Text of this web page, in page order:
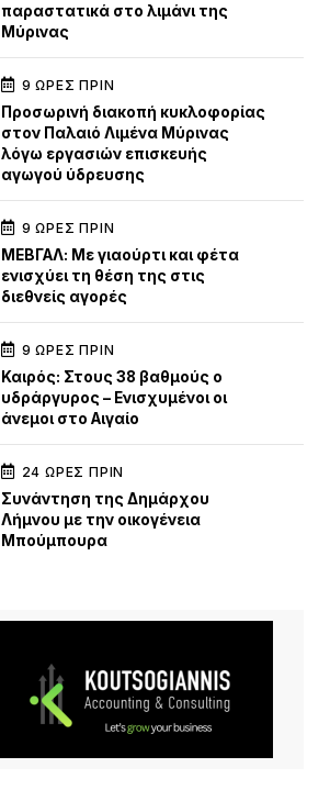
παραστατικά στο λιμάνι της
Μύρινας
9 ΏΡΕΣ ΠΡΙΝ
Προσωρινή διακοπή κυκλοφορίας
στον Παλαιό Λιμένα Μύρινας
λόγω εργασιών επισκευής
αγωγού ύδρευσης
9 ΏΡΕΣ ΠΡΙΝ
ΜΕΒΓΑΛ: Με γιαούρτι και φέτα
ενισχύει τη θέση της στις
διεθνείς αγορές
9 ΏΡΕΣ ΠΡΙΝ
Καιρός: Στους 38 βαθμούς ο
υδράργυρος – Ενισχυμένοι οι
άνεμοι στο Αιγαίο
24 ΏΡΕΣ ΠΡΙΝ
Συνάντηση της Δημάρχου
Λήμνου με την οικογένεια
Μπούμπουρα